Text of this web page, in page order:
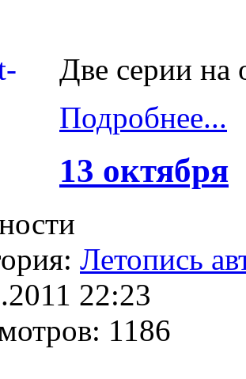
Две серии на
Подробнее...
13 октября
Летопись
22:23
1186